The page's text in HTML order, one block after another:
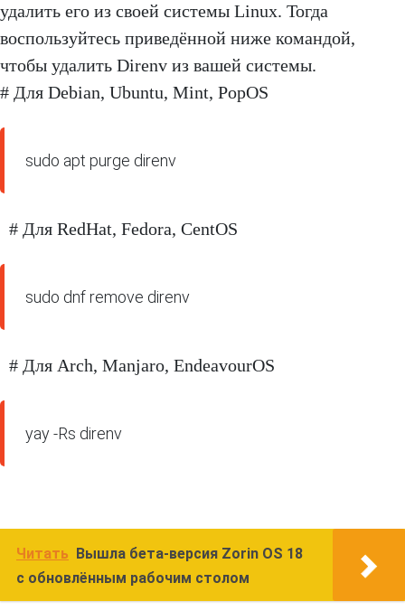
удалить его из своей системы Linux. Тогда
воспользуйтесь приведённой ниже командой,
чтобы удалить Direnv из вашей системы.
# Для Debian, Ubuntu, Mint, PopOS
sudo apt purge direnv
# Для RedHat, Fedora, CentOS
sudo dnf remove direnv
# Для Arch, Manjaro, EndeavourOS
yay -Rs direnv
Читать Вышла бета-версия Zorin OS 18
с обновлённым рабочим столом